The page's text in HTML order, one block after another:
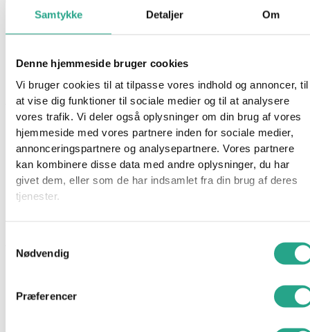
Samtykke Detaljer Om
Denne hjemmeside bruger cookies
Vi bruger cookies til at tilpasse vores indhold og annoncer, til
at vise dig funktioner til sociale medier og til at analysere
vores trafik. Vi deler også oplysninger om din brug af vores
hjemmeside med vores partnere inden for sociale medier,
annonceringspartnere og analysepartnere. Vores partnere
kan kombinere disse data med andre oplysninger, du har
givet dem, eller som de har indsamlet fra din brug af deres
tjenester.
Nødvendig
Præferencer
Ikke på lager
Varenummer 9002Kategorier Kostumer,Legetøj,Udklædning
Beskrivelse
Spørg om produktet
Bliv forvandlet til den store stærke Hulk med dette kostume.
Materiale: Polyester
Har du spørgsmål til denne vare?